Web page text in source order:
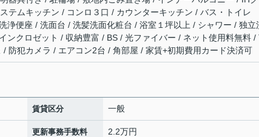
テムキッチン / コンロ３口 / カウンターキッチン / バス・トイレ
浄便座 / 洗面台 / 洗髪洗面化粧台 / 浴室１坪以上 / シャワー / 独立
ンクロゼット / 収納豊富 / BS / 光ファイバー / ネット使用料無料 /
防犯カメラ / エアコン2台 / 角部屋 / 家賃+初期費用カード決済可
賃貸区分 一般
更新事務手数料 2.2万円